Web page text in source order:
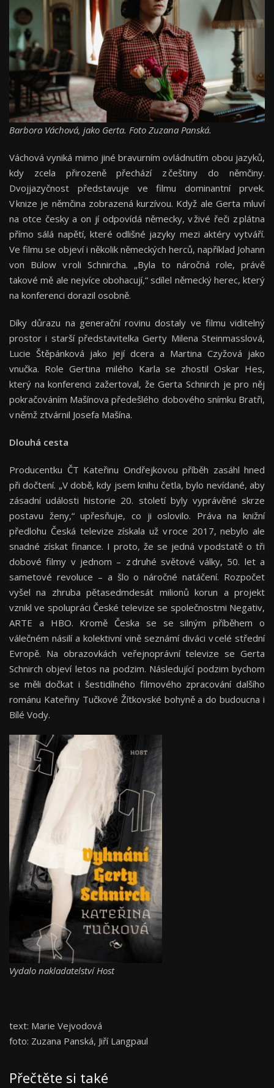
Barbora Váchová, jako Gerta. Foto Zuzana Panská.
Váchová vyniká mimo jiné bravurním ovládnutím obou jazyků,
kdy zcela přirozeně přechází z češtiny do němčiny.
Dvojjazyčnost představuje ve filmu dominantní prvek.
V knize je němčina zobrazená kurzívou. Když ale Gerta mluví
na otce česky a on jí odpovídá německy, v živé řeči z plátna
přímo sálá napětí, které odlišné jazyky mezi aktéry vytváří.
Ve filmu se objeví i několik německých herců, například Johann
von Bülow v roli Schnircha. „Byla to náročná role, právě
takové mě ale nejvíce obohacují,“ sdílel německý herec, který
na konferenci dorazil osobně.
Díky důrazu na generační rovinu dostaly ve filmu viditelný
prostor i starší představitelka Gerty Milena Steinmasslová,
Lucie Štěpánková jako její dcera a Martina Czyžová jako
vnučka. Role Gertina milého Karla se zhostil Oskar Hes,
který na konferenci zažertoval, že Gerta Schnirch je pro něj
pokračováním Mašínova předešlého dobového snímku Bratři,
v němž ztvárnil Josefa Mašína.
Dlouhá cesta
Producentku ČT Kateřinu Ondřejkovou příběh zasáhl hned
při dočtení. „V době, kdy jsem knihu četla, bylo nevídané, aby
zásadní události historie 20. století byly vyprávěné skrze
postavu ženy,“ upřesňuje, co ji oslovilo. Práva na knižní
předlohu Česká televize získala už v roce 2017, nebylo ale
snadné získat finance. I proto, že se jedná v podstatě o tři
dobové filmy v jednom – z druhé světové války, 50. let a
sametové revoluce – a šlo o náročné natáčení. Rozpočet
vyšel na zhruba pětasedmdesát milionů korun a projekt
vznikl ve spolupráci České televize se společnostmi Negativ,
ARTE a HBO. Kromě Česka se se silným příběhem o
válečném násilí a kolektivní vině seznámí diváci v celé střední
Evropě. Na obrazovkách veřejnoprávní televize se Gerta
Schnirch objeví letos na podzim. Následující podzim bychom
se měli dočkat i šestidílného filmového zpracování dalšího
románu Kateřiny Tučkové Žítkovské bohyně a do budoucna i
Bílé Vody.
Vydalo nakladatelství Host
text: Marie Vejvodová
foto: Zuzana Panská, Jiří Langpaul
Přečtěte si také